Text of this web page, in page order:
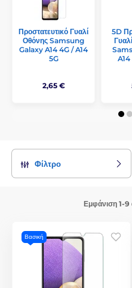
Προστατευτικό Γυαλί
Οθόνης Samsung
Galaxy A14 4G / A14
5G
2,65 €
5D
Φίλτρο
Εμφάνιση 1-9
Βασική